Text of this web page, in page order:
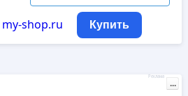
my-shop.ru Купить
Реклама
...